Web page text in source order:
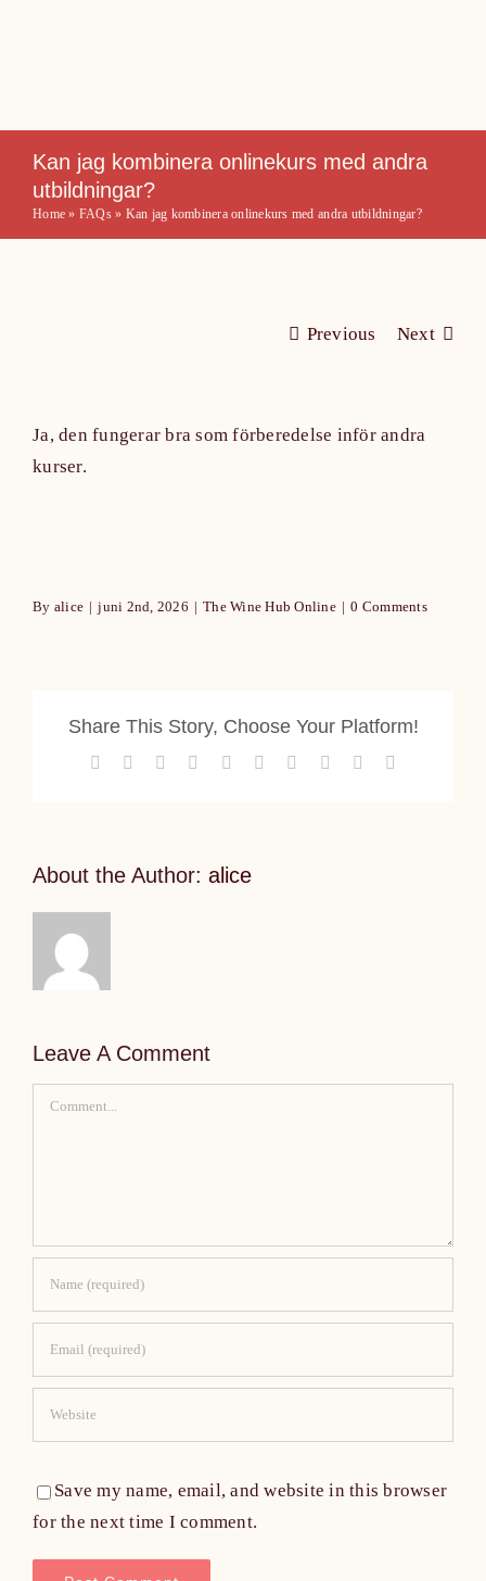
Kan jag kombinera onlinekurs med andra
utbildningar?
Home » FAQs» Kan jag kombinera onlinekurs med andra utbildningar?
Previous Next
Ja, den fungerar bra som förberedelse inför andra
kurser.
By alice | juni 2nd, 2026 | The Wine Hub Online | 0 Comments
Share This Story, Choose Your Platform!
Facebook Reddit LinkedInWhatsApp
TumblrPinterest Xing
About the Author: alice
Leave A Comment
Comment
Save my name, email, and website in this browser
for the next time I comment.